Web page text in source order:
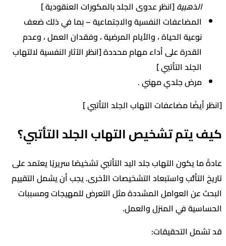
الذهبية[انظر عدوى الجلد بالمكورات العنقودية ]
المضاعفات النفسية والاجتماعية – بما في ذلك ضعف
نوعية الحياة ، والأيام المرضية ، وفقدان العمل ، وعدم
القدرة على أداء مهام محددة [انظر الآثار النفسية لالتهاب
الجلد التأتبي ]
مرض جلدي مهني .
مضاعفات التهاب الجلد التأتبي ]
تشخيص التهاب الجلد التأتبي؟
يكون التهاب جلد اليد التأتبي تشخيصًا سريريًا يعتمد على
واستبعاد التشخيصات الأخرى. يجب أن يشمل التقييم
عن العوامل المشددة مثل التعرض للمهيجات ومسببات
في المنزل والعمل.
التحقيقات: